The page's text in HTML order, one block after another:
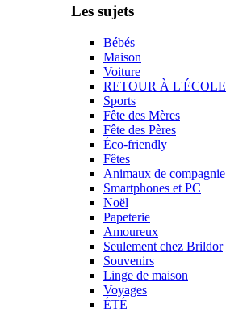
Les sujets
Bébés
Maison
Voiture
RETOUR À L'ÉCOLE
Sports
Fête des Mères
Fête des Pères
Éco-friendly
Fêtes
Animaux de compagnie
Smartphones et PC
Noël
Papeterie
Amoureux
Seulement chez Brildor
Souvenirs
Linge de maison
Voyages
ÉTÉ